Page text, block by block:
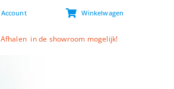
Account Winkelwagen
Afhalen in de showroom mogelijk!